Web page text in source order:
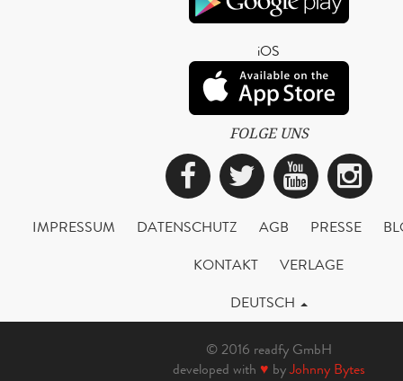
iOS
FOLGE UNS
Facebook
Twitter
IMPRESSUM DATENSCHUTZ AGB PRESSE
KONTAKT
VERLAGE
DEUTSCH
© 2016 readfy GmbH
developed with ♥ byJohnny Bytes